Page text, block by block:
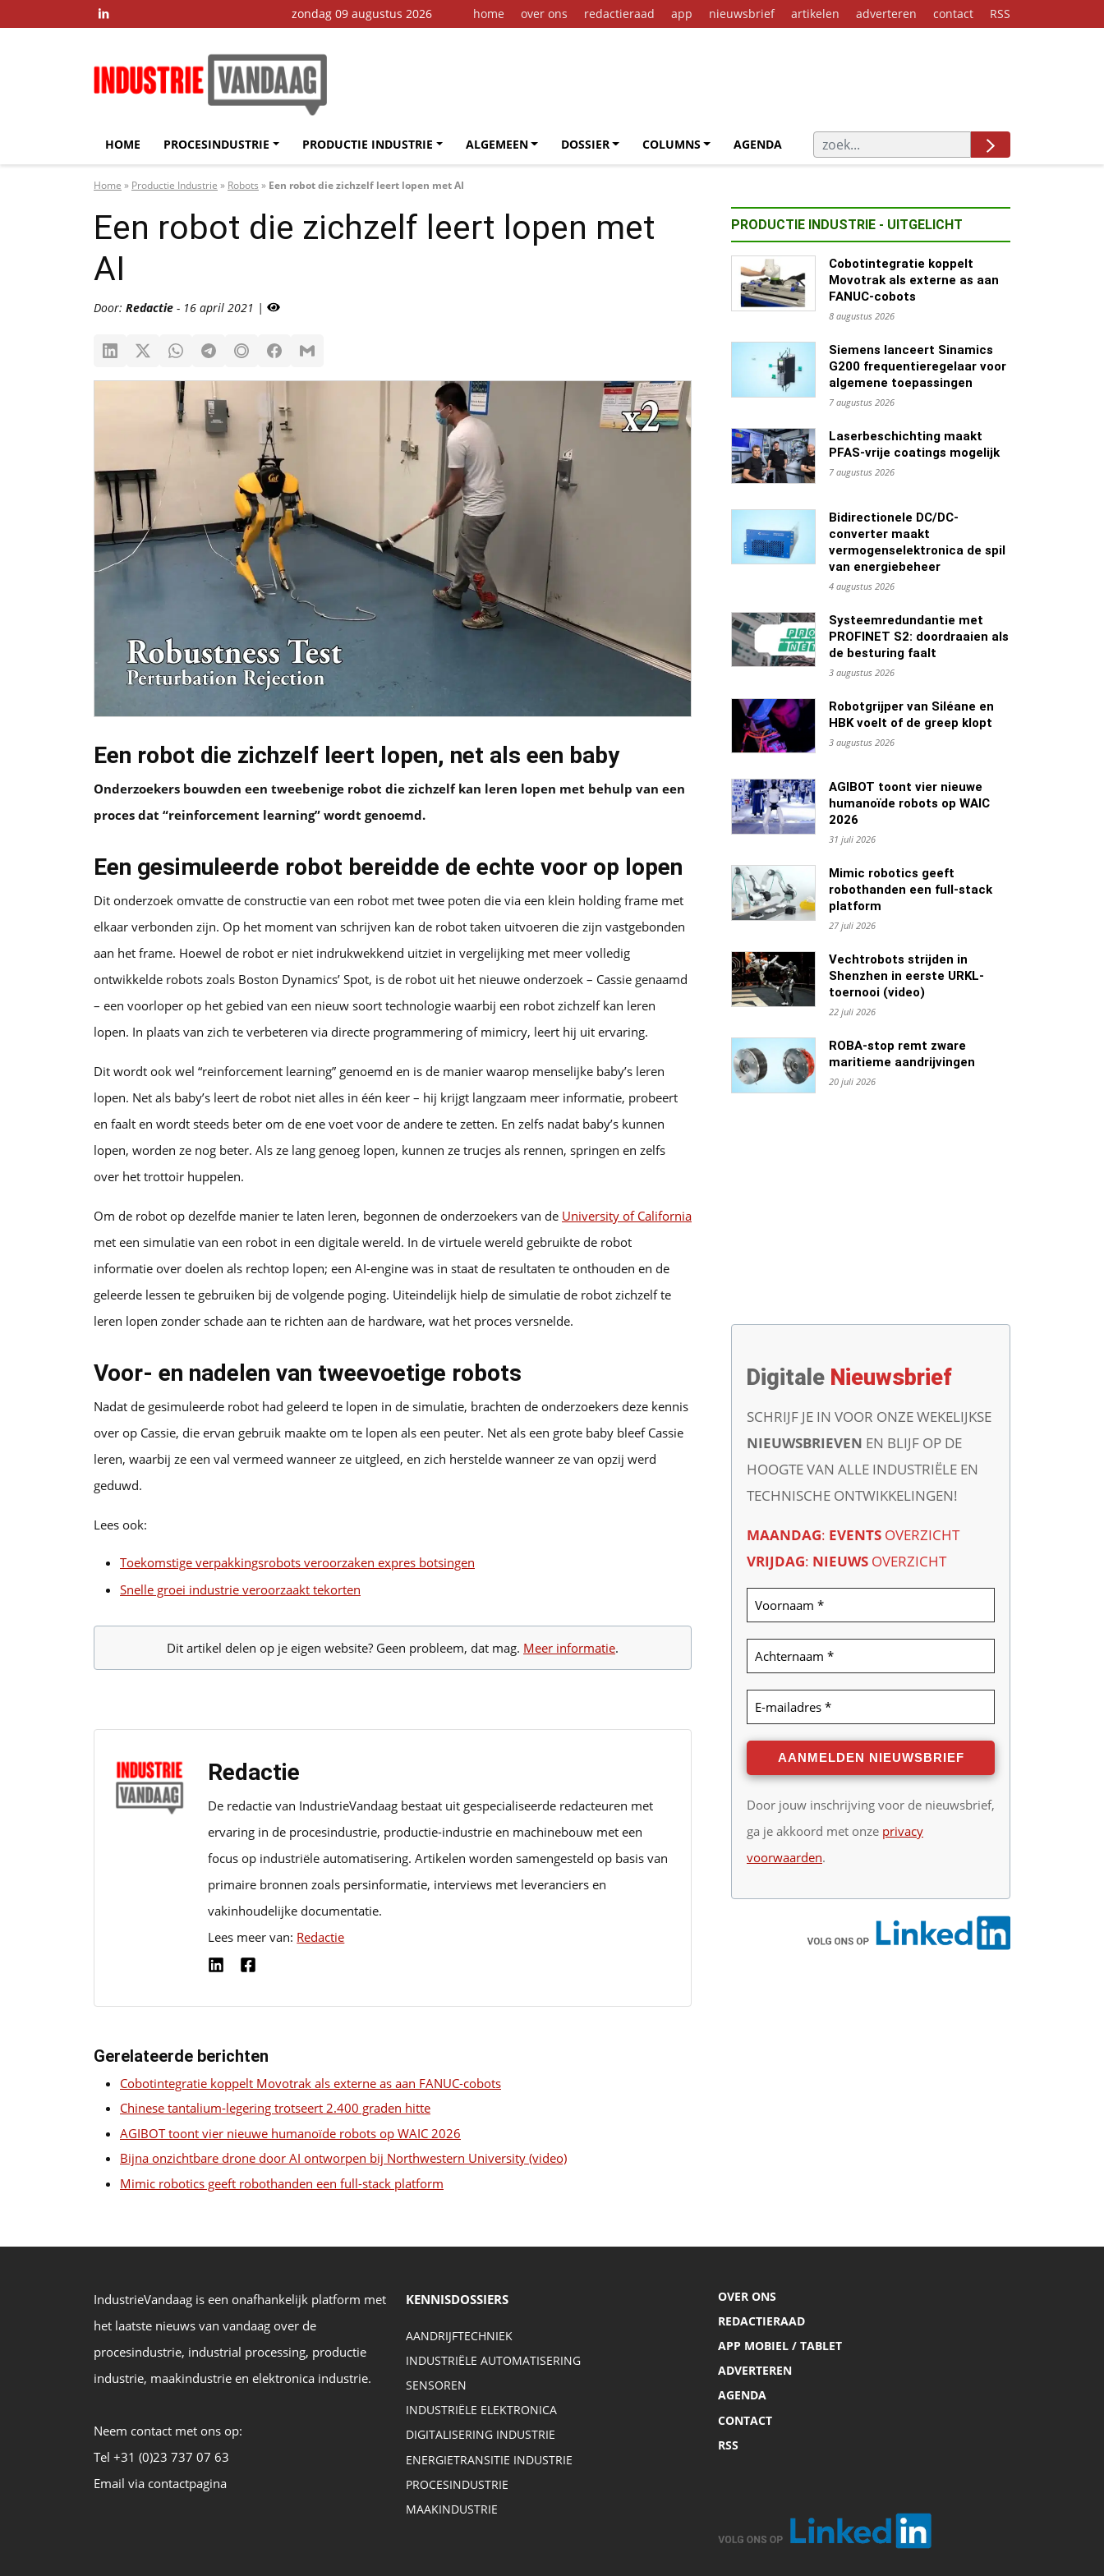
 zondag 09 augustus 2026 home over ons redactieraad app nieuwsbrief artikelen adverteren contact RSS
HOME PROCESINDUSTRIE PRODUCTIE INDUSTRIE ALGEMEEN DOSSIER COLUMNS AGENDA
Home » Productie Industrie » Robots » Een robot die zichzelf leert lopen met AI
Een robot die zichzelf leert lopen met
AI
Door: Redactie - 16 april 2021 |
Een robot die zichzelf leert lopen, net als een baby
Onderzoekers bouwden een tweebenige robot die zichzelf kan leren lopen met behulp van een
proces dat “reinforcement learning” wordt genoemd.
Een gesimuleerde robot bereidde de echte voor op lopen
Dit onderzoek omvatte de constructie van een robot met twee poten die via een klein holding frame met
elkaar verbonden zijn. Op het moment van schrijven kan de robot taken uitvoeren die zijn vastgebonden
aan het frame. Hoewel de robot er niet indrukwekkend uitziet in vergelijking met meer volledig
ontwikkelde robots zoals Boston Dynamics’ Spot, is de robot uit het nieuwe onderzoek – Cassie genaamd
– een voorloper op het gebied van een nieuw soort technologie waarbij een robot zichzelf kan leren
lopen. In plaats van zich te verbeteren via directe programmering of mimicry, leert hij uit ervaring.
Dit wordt ook wel “reinforcement learning” genoemd en is de manier waarop menselijke baby’s leren
lopen. Net als baby’s leert de robot niet alles in één keer – hij krijgt langzaam meer informatie, probeert
en faalt en wordt steeds beter om de ene voet voor de andere te zetten. En zelfs nadat baby’s kunnen
lopen, worden ze nog beter. Als ze lang genoeg lopen, kunnen ze trucjes als rennen, springen en zelfs
over het trottoir huppelen.
Om de robot op dezelfde manier te laten leren, begonnen de onderzoekers van de University of California
met een simulatie van een robot in een digitale wereld. In de virtuele wereld gebruikte de robot
informatie over doelen als rechtop lopen; een AI-engine was in staat de resultaten te onthouden en de
geleerde lessen te gebruiken bij de volgende poging. Uiteindelijk hielp de simulatie de robot zichzelf te
leren lopen zonder schade aan te richten aan de hardware, wat het proces versnelde.
Voor- en nadelen van tweevoetige robots
Nadat de gesimuleerde robot had geleerd te lopen in de simulatie, brachten de onderzoekers deze kennis
over op Cassie, die ervan gebruik maakte om te lopen als een peuter. Net als een grote baby bleef Cassie
leren, waarbij ze een val vermeed wanneer ze uitgleed, en zich herstelde wanneer ze van opzij werd
geduwd.
Lees ook:
Toekomstige verpakkingsrobots veroorzaken expres botsingen
Snelle groei industrie veroorzaakt tekorten
Dit artikel delen op je eigen website? Geen probleem, dat mag. Meer informatie.
Redactie
De redactie van IndustrieVandaag bestaat uit gespecialiseerde redacteuren met
ervaring in de procesindustrie, productie-industrie en machinebouw met een
focus op industriële automatisering. Artikelen worden samengesteld op basis van
primaire bronnen zoals persinformatie, interviews met leveranciers en
vakinhoudelijke documentatie.
Lees meer van: Redactie
Gerelateerde berichten
Cobotintegratie koppelt Movotrak als externe as aan FANUC-cobots
Chinese tantalium-legering trotseert 2.400 graden hitte
AGIBOT toont vier nieuwe humanoïde robots op WAIC 2026
Bijna onzichtbare drone door AI ontworpen bij Northwestern University (video)
Mimic robotics geeft robothanden een full-stack platform
PRODUCTIE INDUSTRIE - UITGELICHT
Cobotintegratie koppelt
Movotrak als externe as aan
FANUC-cobots
8 augustus 2026
Siemens lanceert Sinamics
G200 frequentieregelaar voor
algemene toepassingen
7 augustus 2026
Laserbeschichting maakt
PFAS-vrije coatings mogelijk
7 augustus 2026
Bidirectionele DC/DC-
converter maakt
vermogenselektronica de spil
van energiebeheer
4 augustus 2026
Systeemredundantie met
PROFINET S2: doordraaien als
de besturing faalt
3 augustus 2026
Robotgrijper van Siléane en
HBK voelt of de greep klopt
3 augustus 2026
AGIBOT toont vier nieuwe
humanoïde robots op WAIC
2026
31 juli 2026
Mimic robotics geeft
robothanden een full-stack
platform
27 juli 2026
Vechtrobots strijden in
Shenzhen in eerste URKL-
toernooi (video)
22 juli 2026
ROBA-stop remt zware
maritieme aandrijvingen
20 juli 2026
Digitale Nieuwsbrief
SCHRIJF JE IN VOOR ONZE WEKELIJKSE
NIEUWSBRIEVEN EN BLIJF OP DE
HOOGTE VAN ALLE INDUSTRIËLE EN
TECHNISCHE ONTWIKKELINGEN!
MAANDAG: EVENTS OVERZICHT
VRIJDAG: NIEUWS OVERZICHT
Door jouw inschrijving voor de nieuwsbrief,
ga je akkoord met onze privacy
voorwaarden.
IndustrieVandaag is een onafhankelijk platform met
het laatste nieuws van vandaag over de
procesindustrie, industrial processing, productie
industrie, maakindustrie en elektronica industrie.
Neem contact met ons op:
Tel +31 (0)23 737 07 63
Email via contactpagina
KENNISDOSSIERS
AANDRIJFTECHNIEK
INDUSTRIËLE AUTOMATISERING
SENSOREN
INDUSTRIËLE ELEKTRONICA
DIGITALISERING INDUSTRIE
ENERGIETRANSITIE INDUSTRIE
PROCESINDUSTRIE
MAAKINDUSTRIE
OVER ONS
REDACTIERAAD
APP MOBIEL / TABLET
ADVERTEREN
AGENDA
CONTACT
RSS